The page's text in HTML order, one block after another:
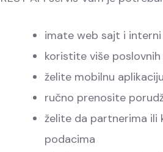
imate web sajt i
koristite više
želite mobilnu
ručno prenosite
želite da partnerima
podacima